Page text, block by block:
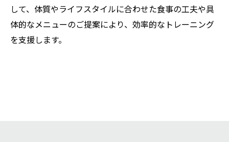
して、体質やライフスタイルに合わせた食事の工夫や具
体的なメニューのご提案により、効率的なトレーニング
を支援します。